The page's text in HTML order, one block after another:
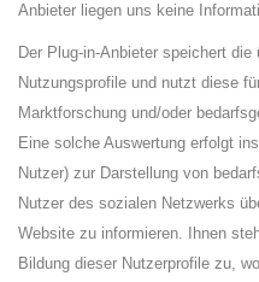
Anbieter liegen uns keine
Der Plug-in-Anbieter speichert
Nutzungsprofile und nutzt diese
Marktforschung und/oder
Eine solche Auswertung erfolgt
Nutzer) zur Darstellung von
Nutzer des sozialen Netzwerks
Website zu informieren. Ihnen
Bildung dieser Nutzerprofile zu,